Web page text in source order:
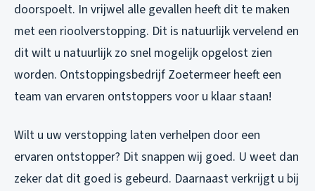
doorspoelt. In vrijwel alle gevallen heeft dit te maken
met een rioolverstopping. Dit is natuurlijk vervelend en
dit wilt u natuurlijk zo snel mogelijk opgelost zien
worden. Ontstoppingsbedrijf Zoetermeer heeft een
team van ervaren ontstoppers voor u klaar staan!
Wilt u uw verstopping laten verhelpen door een
ervaren ontstopper? Dit snappen wij goed. U weet dan
zeker dat dit goed is gebeurd. Daarnaast verkrijgt u bij